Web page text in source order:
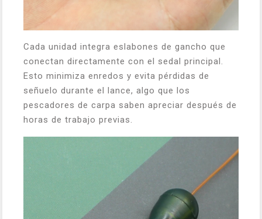
Cada unidad integra eslabones de gancho que
conectan directamente con el sedal principal.
Esto minimiza enredos y evita pérdidas de
señuelo durante el lance, algo que los
pescadores de carpa saben apreciar después de
horas de trabajo previas.